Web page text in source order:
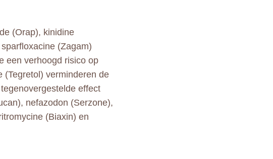
(Orap), kinidine
(Zagam)
een verhoogd risico op
(Tegretol) verminderen de
effect
nefazodon (Serzone),
(Biaxin) en